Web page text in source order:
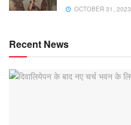
OCTOBER 31, 2023
Recent News